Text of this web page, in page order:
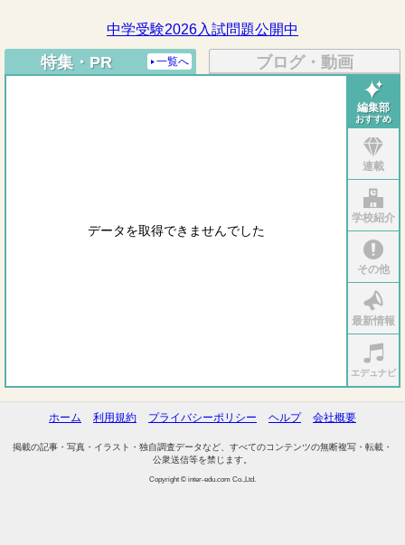
中学受験2026入試問題公開中
特集・PR 一覧へ ブログ・動画
編集部
おすすめ
連載
学校紹介
その他
最新情報
エデュナビ
データを取得できませんでした
ホーム 利用規約 プライバシーポリシー ヘルプ 会社概要
掲載の記事・写真・イラスト・独自調査データなど、すべてのコンテンツの無断複写・転載・
公衆送信等を禁じます。
Copyright © inter-edu.com Co.,Ltd.